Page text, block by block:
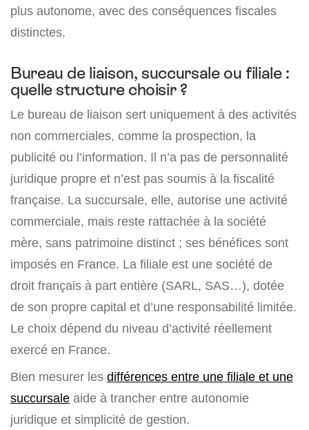
plus autonome, avec des conséquences fiscales
distinctes.
Bureau de liaison, succursale ou filiale :
quelle structure choisir ?
Le bureau de liaison sert uniquement à des activités
non commerciales, comme la prospection, la
publicité ou l’information. Il n’a pas de personnalité
juridique propre et n’est pas soumis à la fiscalité
française. La succursale, elle, autorise une activité
commerciale, mais reste rattachée à la société
mère, sans patrimoine distinct ; ses bénéfices sont
imposés en France. La filiale est une société de
droit français à part entière (SARL, SAS…), dotée
de son propre capital et d’une responsabilité limitée.
Le choix dépend du niveau d’activité réellement
exercé en France.
Bien mesurer les différences entre une filiale et une
succursale aide à trancher entre autonomie
juridique et simplicité de gestion.